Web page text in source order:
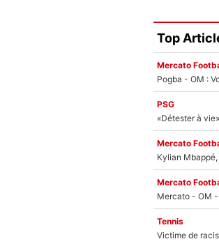
Top
Mercato
Pogba - OM :
PSG
Mercato
Kylian
Mercato
Tennis